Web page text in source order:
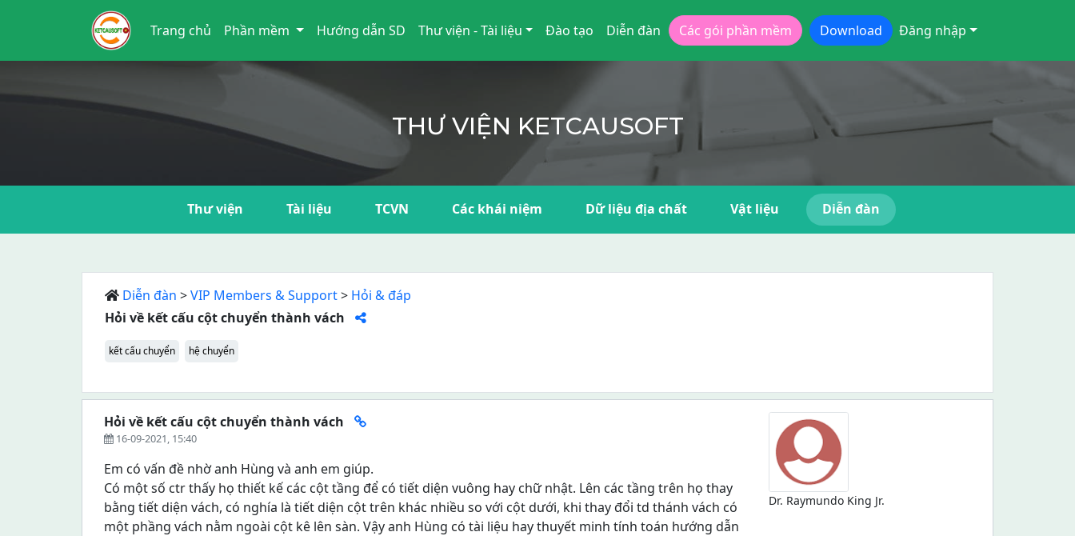
Trang chủ Phần mềm Hướng dẫn SD Thư viện - Tài liệu Đào tạo Diễn đàn Các gói phần mềm Download Đăng nhập
THƯ VIỆN KETCAUSOFT
Thư viện Tài liệu TCVN Các khái niệm Dữ liệu địa chất Vật liệu Diễn đàn
Diễn đàn >VIP Members & Support> Hỏi & đáp
Hỏi về kết cấu cột chuyển thành vách
kết cấu chuyển hệ chuyển
Hỏi về kết cấu cột chuyển thành vách
16-09-2021, 15:40
Em có vấn đề nhờ anh Hùng và anh em giúp.
Có một số ctr thấy họ thiết kế các cột tầng để có tiết diện vuông hay chữ nhật. Lên các tầng trên họ thay
bằng tiết diện vách, có nghía là tiết diện cột trên khác nhiều so với cột dưới, khi thay đổi td thánh vách có
một phầng vách nằm ngoài cột kê lên sàn. Vậy anh Hùng có tài liệu hay thuyết minh tính toán hướng dẫn
Dr. Raymundo King Jr.